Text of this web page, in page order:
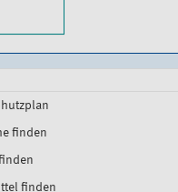
finden
finden